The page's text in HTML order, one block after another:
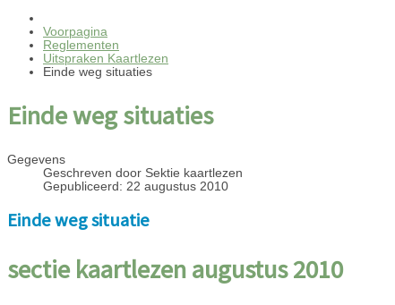
Voorpagina
Reglementen
Uitspraken Kaartlezen
Einde weg situaties
Einde weg situaties
Gegevens
Geschreven door Sektie kaartlezen
Gepubliceerd: 22 augustus 2010
Einde weg situatie
sectie kaartlezen augustus 2010